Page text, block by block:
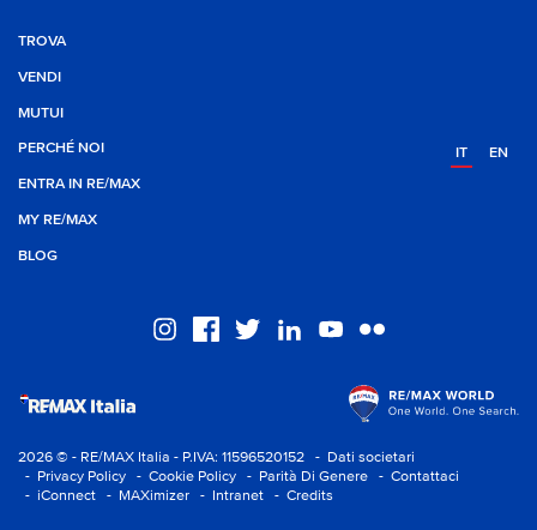
TROVA
VENDI
MUTUI
PERCHÉ NOI
ENTRA IN RE/MAX
MY RE/MAX
BLOG
IT EN
2026 © - RE/MAX Italia - P.IVA: 11596520152
- Dati societari
- Privacy Policy
- Cookie Policy - Parità Di Genere
- Contattaci
- iConnect
- MAXimizer - Intranet - Credits